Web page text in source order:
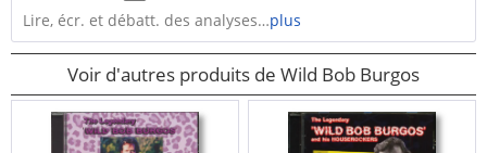
Lire, écr. et débatt. des analyses…plus
Voir d'autres produits de Wild Bob Burgos